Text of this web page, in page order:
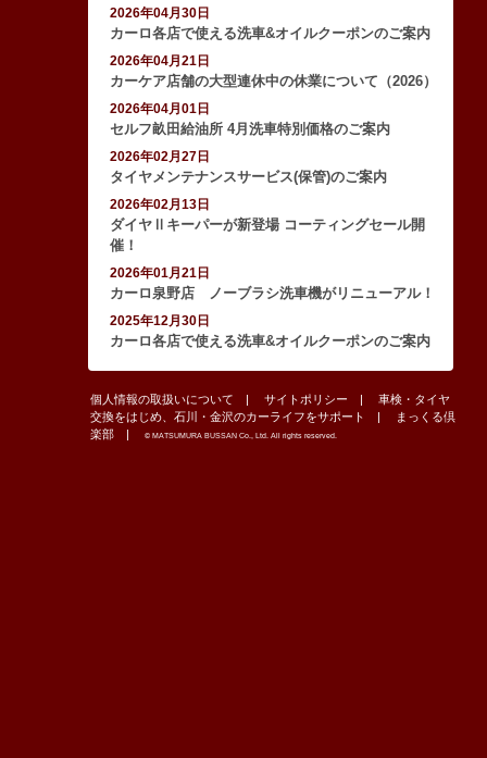
2026年04月30日
カーロ各店で使える洗車&オイルクーポンのご案内
2026年04月21日
カーケア店舗の大型連休中の休業について（2026）
2026年04月01日
セルフ畝田給油所 4月洗車特別価格のご案内
2026年02月27日
タイヤメンテナンスサービス(保管)のご案内
2026年02月13日
ダイヤⅡキーパーが新登場 コーティングセール開
催！
2026年01月21日
カーロ泉野店 ノーブラシ洗車機がリニューアル！
2025年12月30日
カーロ各店で使える洗車&オイルクーポンのご案内
個人情報の取扱いについて サイトポリシー
車検・タイヤ
交換をはじめ、石川・金沢のカーライフをサポート
まっくる倶
楽部
© MATSUMURA BUSSAN Co., Ltd. All rights reserved.